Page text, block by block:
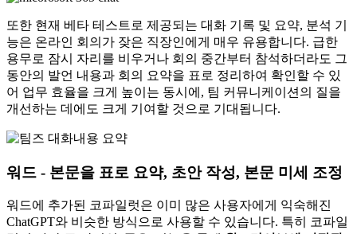
또한 현재 베타 테스트로 제공되는 대화 기록 및 요약, 분석 기
능은 온라인 회의가 잦은 직장인에게 매우 유용합니다. 급한
용무로 잠시 자리를 비우거나 회의 중간부터 참석하더라도 그
동안의 발언 내용과 회의 요약을 표로 정리하여 확인할 수 있
어 업무 효율을 크게 높이는 동시에, 팀 커뮤니케이션의 질을
개선하는 데에도 크게 기여할 것으로 기대됩니다.
워드 - 본문을 표로 요약, 초안 작성, 본문 미세 조정
워드에 추가된 코파일럿은 이미 많은 사용자에게 익숙해진
ChatGPT와 비슷한 방식으로 사용할 수 있습니다. 특히 코파일